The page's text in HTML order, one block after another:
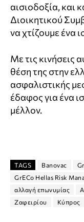
αισιοδοξία, και
Διοικητικού
να χτίζουμε ένα
Με τις κινήσεις
θέση της στην
ασφαλιστικής
έδαφος για ένα
μέλλον.
TAGS Banovac
GrECo Hellas Risk
αλλαγή επωνυμίας
Ζαφειρίου
Κύπρος